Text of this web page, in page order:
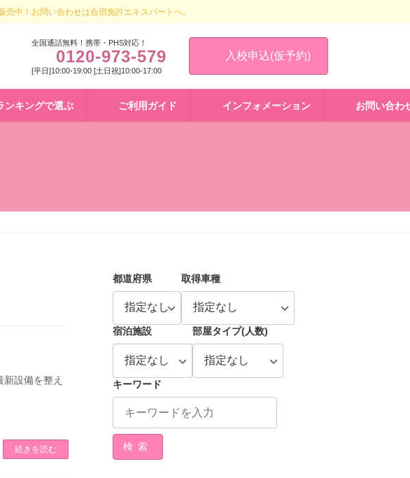
中！お問い合わせは合宿免許エキスパートへ。
全国通話無料！携帯・PHS対応！
0120-973-579
[平日]10:00-19:00 [土日祝]10:00-17:00
入校申込(仮予約)
ンキングで選ぶ ご利用ガイド インフォメーション お問い合わ
設備を整え
続きを読む
都道府県 取得車種
宿泊施設 部屋タイプ(人数)
キーワード
検索